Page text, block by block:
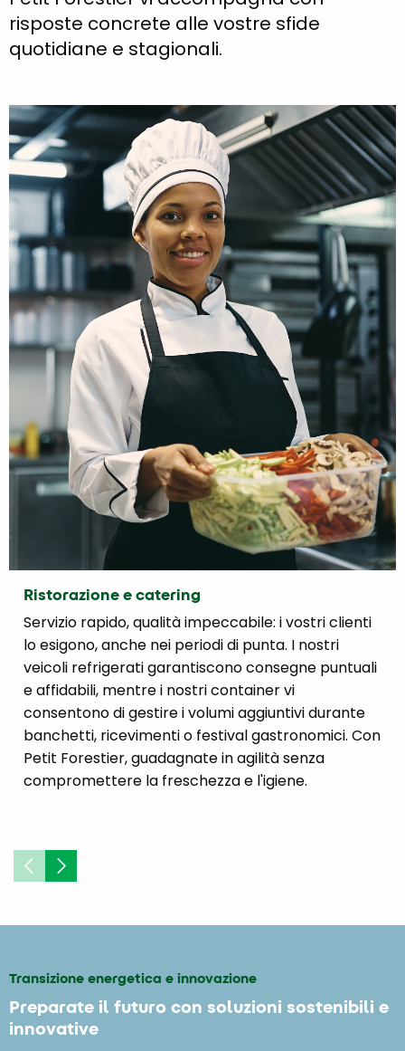
risposte concrete alle vostre sfide
quotidiane e stagionali.
Ristorazione e catering
Servizio rapido, qualità impeccabile: i vostri clienti
lo esigono, anche nei periodi di punta. I nostri
veicoli refrigerati garantiscono consegne puntuali
e affidabili, mentre i nostri container vi
consentono di gestire i volumi aggiuntivi durante
banchetti, ricevimenti o festival gastronomici. Con
Petit Forestier, guadagnate in agilità senza
compromettere la freschezza e l'igiene.
Transizione energetica e innovazione
Preparate il futuro con soluzioni sostenibili e
innovative